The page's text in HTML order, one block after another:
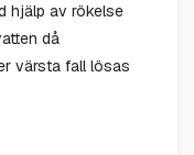
hjälp av rökelse
då
värsta fall lösas